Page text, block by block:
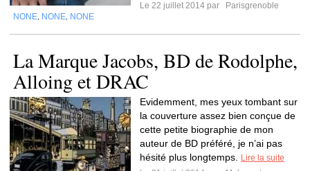
Le 22 juillet 2014 par
Parisgrenoble
NONE NONE NONE
La Marque Jacobs, BD de Rodolphe,
Alloing et DRAC
Evidemment, mes yeux tombant sur
la couverture assez bien conçue de
cette petite biographie de mon
auteur de BD préféré, je n’ai pas
hésité plus longtemps.
Lire la suite